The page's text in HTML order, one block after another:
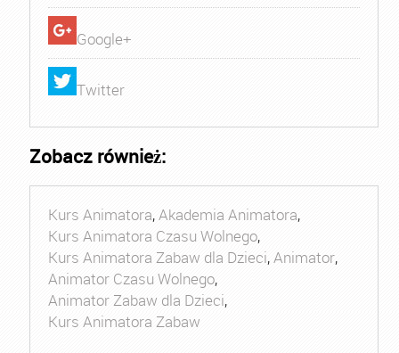
Google+
Twitter
Zobacz również:
Kurs Animatora,Akademia Animatora,
Kurs Animatora Czasu Wolnego,
Kurs Animatora Zabaw dla Dzieci,Animator,
Animator Czasu Wolnego,
Animator Zabaw dla Dzieci,
Kurs Animatora Zabaw